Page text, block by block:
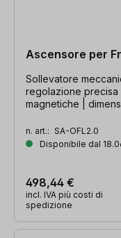
Ascensore per
Sollevatore
regolazione
magnetiche |
n. art.: SA-OFL2.0
Disponibile dal
498,44 €
incl. IVA più costi di
spedizione